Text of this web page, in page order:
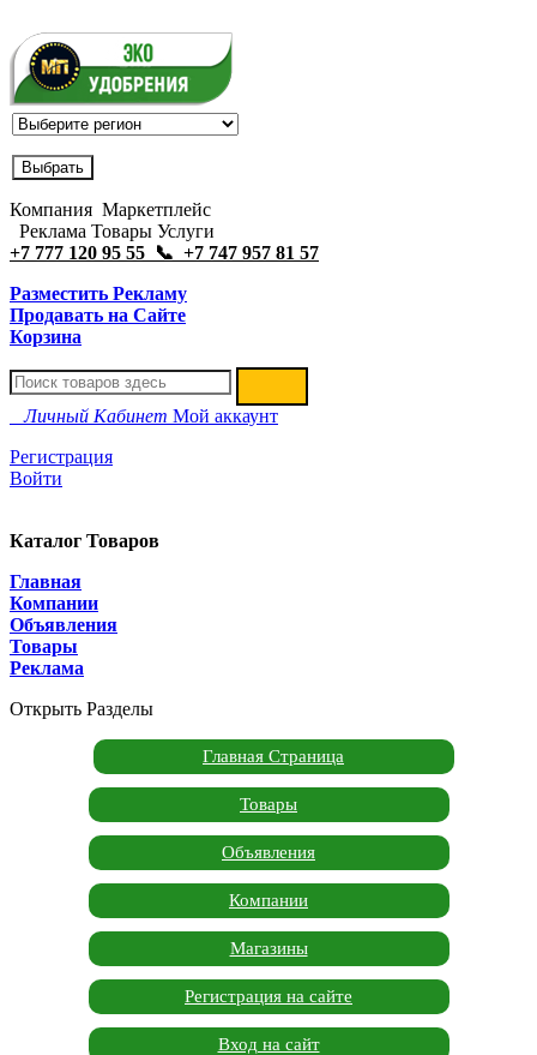
Компания Маркетплейс
Реклама Товары Услуги
+7 777 120 95 55 📞 +7 747 957 81 57
Разместить Рекламу
Продавать на Сайте
Корзина
Личный Кабинет Мой аккаунт
Регистрация
Войти
Каталог Товаров
Главная
Компании
Объявления
Товары
Реклама
Открыть Разделы
Главная Страница
Товары
Объявления
Компании
Магазины
Регистрация на сайте
Вход на сайт